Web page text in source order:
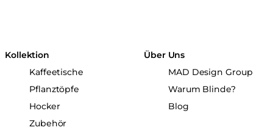
Kollektion
Kaffeetische
Pflanztöpfe
Hocker
Zubehör
Über Uns
MAD Design Group
Warum Blinde?
Blog